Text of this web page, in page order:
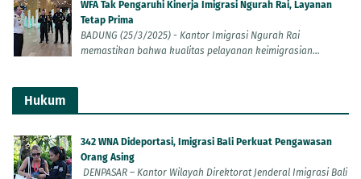
WFA Tak Pengaruhi Kinerja Imigrasi Ngurah Rai, Layanan
Tetap Prima
BADUNG (25/3/2025) - Kantor Imigrasi Ngurah Rai
memastikan bahwa kualitas pelayanan keimigrasian...
Hukum
342 WNA Dideportasi, Imigrasi Bali Perkuat Pengawasan
Orang Asing
DENPASAR – Kantor Wilayah Direktorat Jenderal Imigrasi Bali